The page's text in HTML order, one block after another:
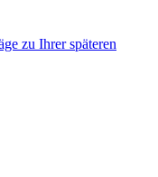
zu Ihrer späteren